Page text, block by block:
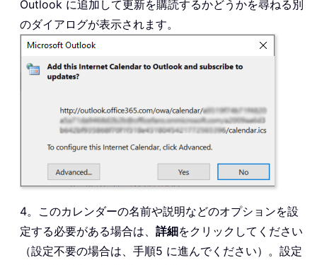
Outlook に追加して更新を購読するかどうかを尋ねる別
のダイアログが表示されます。
4。このカレンダーの名前や説明などのオプションを設
定する必要がある場合は、 詳細をクリックしてください
（設定不要の場合は、手順5 に進んでください）。設定